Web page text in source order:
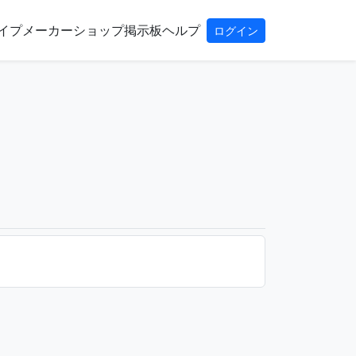
プメーカーショップ掲示板ヘルプ ログイン